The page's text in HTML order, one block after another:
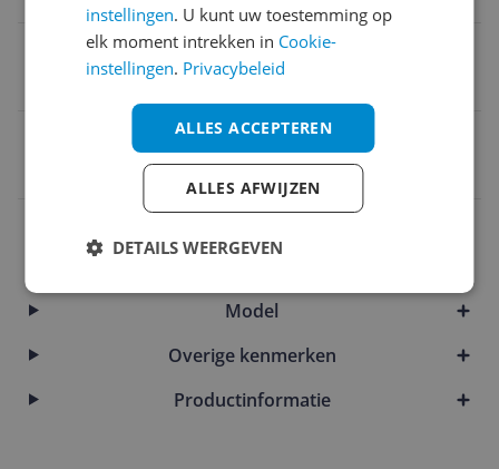
Materiaal voering
4056264472431
Eigenschappen
Model
Overige kenmerken
Productinformatie
instellingen. U kunt uw toestemming op
elk moment intrekken in Cookie-
instellingen. Privacybeleid
ALLES ACCEPTEREN
ALLES AFWIJZEN
DETAILS WEERGEVEN